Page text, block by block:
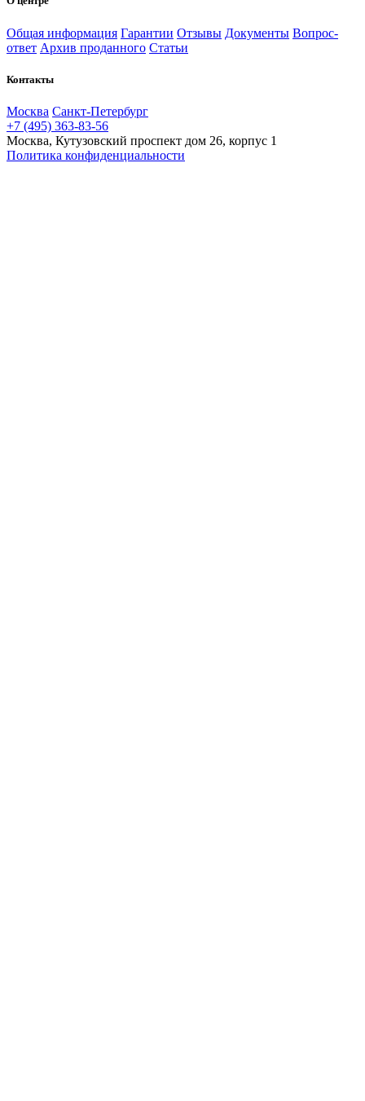
Общая информация Гарантии Отзывы Документы Вопрос-
ответ Архив проданного Статьи
Контакты
Москва Санкт-Петербург
+7 (495) 363-83-56
Москва, Кутузовский проспект дом 26, корпус 1
Политика конфиденциальности